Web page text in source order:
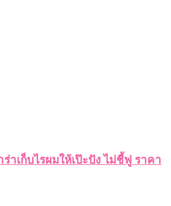
าเก็บไรผมให้เป๊ะปัง ไม่ชี้ฟู ราคา